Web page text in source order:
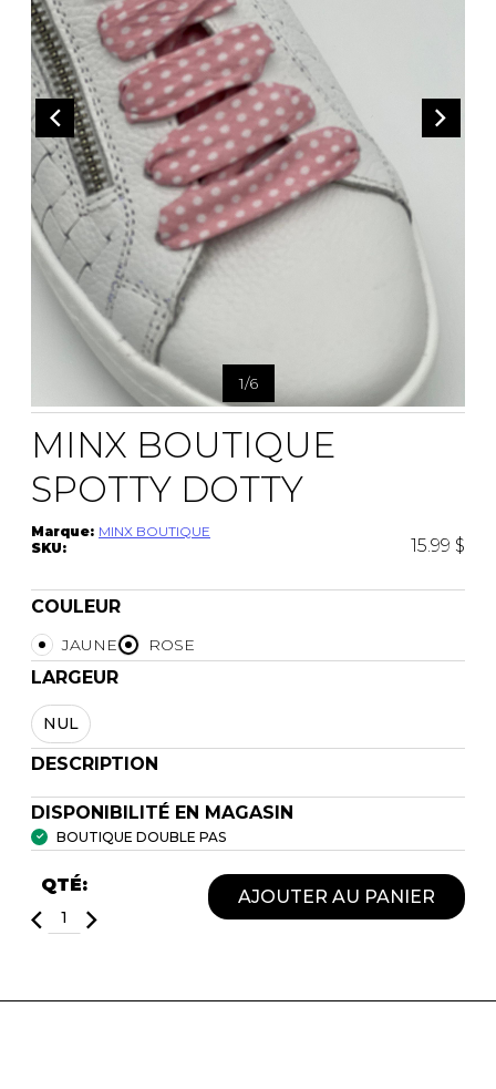
ENTRETIEN
PANTOUFLES
SACS À MAIN
VETEMENTS
CEINTURES
FEMMES
HOMMES
AUTRES
CIRAGES
LACETS
SEMELLES
VAPORISATEUR
1/6
MINX BOUTIQUE
SPOTTY DOTTY
Marque: MINX BOUTIQUE
SKU:
15.99 $
COULEUR
JAUNE ROSE
LARGEUR
NUL
DESCRIPTION
DISPONIBILITÉ EN MAGASIN
BOUTIQUE DOUBLE PAS
QTÉ:
AJOUTER AU PANIER